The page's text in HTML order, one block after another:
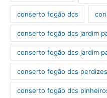
conserto fogão dcs
conserto fogão dcs jardim
conserto fogão dcs jardim
conserto fogão dcs perdizes
conserto fogão dcs